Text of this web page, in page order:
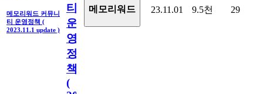
메모리워드 커뮤니
티 운영정책 (
2023.11.1 update )
티
운
영
정
책
(
메모리워드 23.11.01 9.5천 29